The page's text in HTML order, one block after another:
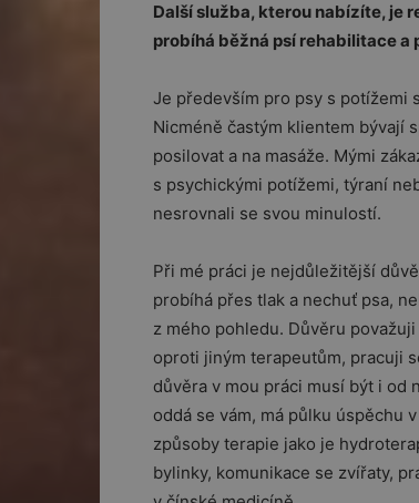
Další služba, kterou nabízíte, je
probíhá běžná psí rehabilitace a
Je především pro psy s potížemi
Nicméně častým klientem bývají
posilovat a na masáže. Mými
s psychickými potížemi, týraní
nesrovnali se svou minulostí.
Při mé práci je nejdůležitější
probíhá přes tlak a nechuť psa,
z mého pohledu. Důvěru
oproti jiným terapeutům, pracuji
důvěra v mou práci musí být i od
oddá se vám, má půlku úspěchu
způsoby terapie jako je
bylinky, komunikace se zvířaty,